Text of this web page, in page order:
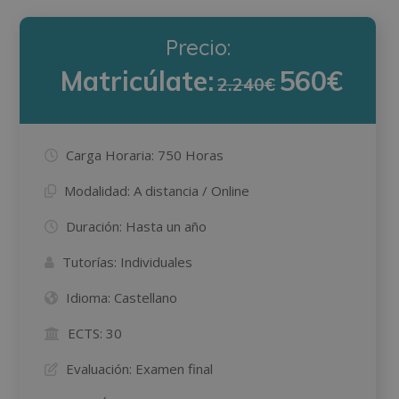
Precio:
Matricúlate:2.240€ 560€
Carga Horaria: 750 Horas
Modalidad: A distancia / Online
Duración: Hasta un año
Tutorías: Individuales
Idioma: Castellano
ECTS: 30
Evaluación: Examen final